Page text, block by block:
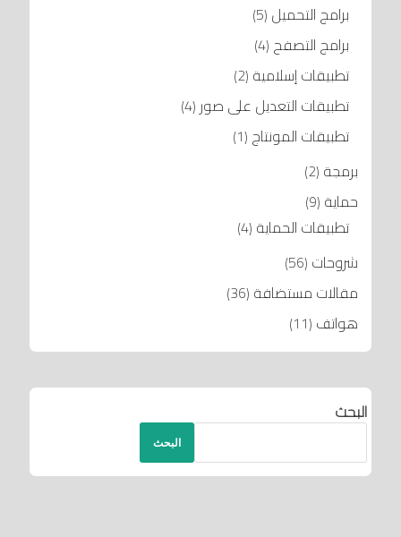
برامج التحميل (5)
برامج التصفح (4)
تطبيقات إسلامية (2)
تطبيقات التعديل على صور (4)
تطبيقات المونتاج (1)
برمجة (2)
حماية (9)
تطبيقات الحماية (4)
شروحات (56)
مقالات مستضافة (36)
هواتف (11)
البحث
البحث